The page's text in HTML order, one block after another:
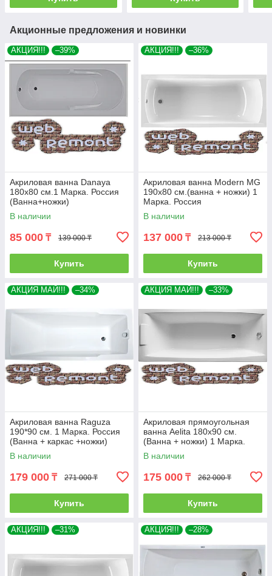
Акционные предложения и новинки
АКЦИЯ!!! –39%
Акриловая ванна Danaya
180x80 см.1 Марка. Россия
(Ванна+ножки)
В наличии
85 000 ₸ 139 000 ₸
Купить
АКЦИЯ!!! –36%
Акриловая ванна Modern MG
190х80 см.(ванна + ножки) 1
Марка. Россия
В наличии
137 000 ₸ 213 000 ₸
Купить
АКЦИЯ МАЙ!!! –34%
Акриловая ванна Raguza
190*90 см. 1 Марка. Россия
(Ванна + каркас +ножки)
В наличии
179 000 ₸ 271 000 ₸
Купить
АКЦИЯ МАЙ!!! –33%
Акриловая прямоугольная
ванна Aelita 180х90 см.
(Ванна + ножки) 1 Марка.
Россия
В наличии
175 000 ₸ 262 000 ₸
Купить
АКЦИЯ!!! –31% АКЦИЯ!!! –28%